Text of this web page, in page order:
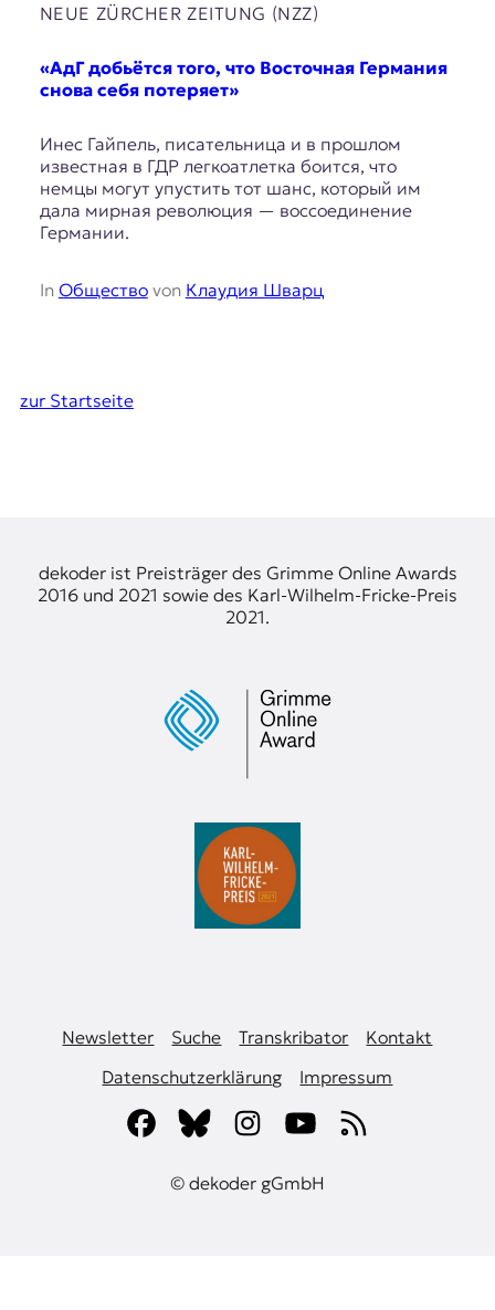
NEUE ZÜRCHER ZEITUNG (NZZ)
«АдГ добьётся того, что Восточная Германия
снова себя потеряет»
Инес Гайпель, писательница и в прошлом
известная в ГДР легкоатлетка боится, что
немцы могут упустить тот шанс, который им
дала мирная революция — воссоединение
Германии.
In Обществоvon Клаудия Шварц
zur Startseite
dekoder ist Preisträger des Grimme Online Awards
2016 und 2021 sowie des Karl-Wilhelm-Fricke-Preis
2021.
Newsletter Suche Transkribator
Kontakt
Datenschutzerklärung
Impressum
© dekoder gGmbH